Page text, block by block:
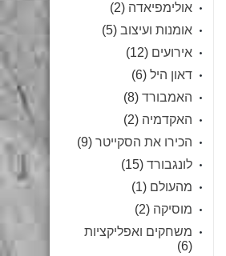
אולימפיאדה (2)
אומנות ועיצוב (5)
אירועים (12)
דאון היל (6)
האמבורד (8)
האקדמיה (2)
הכירו את הסקייטר (9)
לונגבורד (15)
מהעולם (1)
מוסיקה (2)
משחקים ואפליקציות
(6)